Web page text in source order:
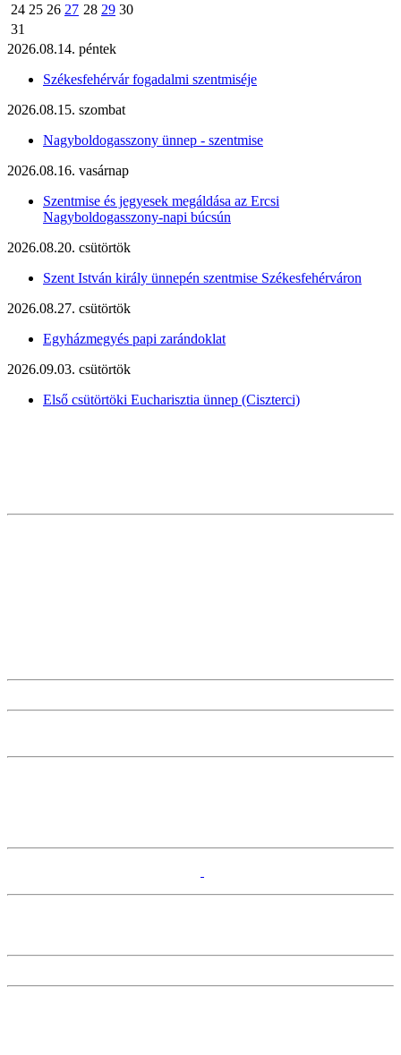
24 25 26 27 28 29 30
31
2026.08.14. péntek
Székesfehérvár fogadalmi szentmiséje
2026.08.15. szombat
Nagyboldogasszony ünnep - szentmise
2026.08.16. vasárnap
Szentmise és jegyesek megáldása az Ercsi
Nagyboldogasszony-napi búcsún
2026.08.20. csütörtök
Szent István király ünnepén szentmise Székesfehérváron
2026.08.27. csütörtök
Egyházmegyés papi zarándoklat
2026.09.03. csütörtök
Első csütörtöki Eucharisztia ünnep (Ciszterci)